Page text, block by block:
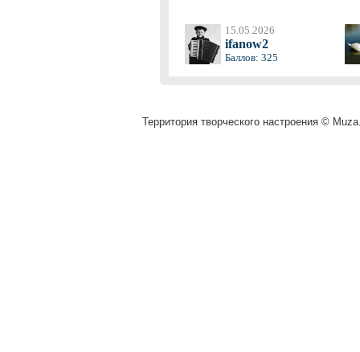
15.05.2026
ifanow2
Баллов: 325
Территория творческого настроения ©